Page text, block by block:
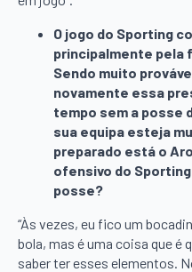
O jogo do Sporting
principalmente pela
Sendo muito
novamente essa
tempo sem a posse
sua equipa esteja
preparado está o
ofensivo do
posse?
“Às vezes, eu fico um
bola, mas é uma coisa que é
saber ter esses elementos.